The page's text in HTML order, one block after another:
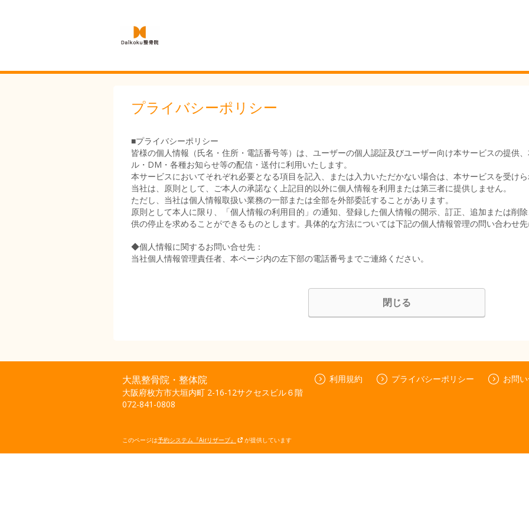
プライバシーポリシー
■プライバシーポリシー
皆様の個人情報（氏名・住所・電話番号等）は、ユーザーの個人認証及びユーザー向け本サービスの提供
ル・DM・各種お知らせ等の配信・送付に利用いたします。
本サービスにおいてそれぞれ必要となる項目を記入、または入力いただかない場合は、本サービスを受け
当社は、原則として、ご本人の承諾なく上記目的以外に個人情報を利用または第三者に提供しません。
ただし、当社は個人情報取扱い業務の一部または全部を外部委託することがあります。
原則として本人に限り、「個人情報の利用目的」の通知、登録した個人情報の開示、訂正、追加または削
供の停止を求めることができるものとします。具体的な方法については下記の個人情報管理の問い合わせ
◆個人情報に関するお問い合せ先：
当社個人情報管理責任者、本ページ内の左下部の電話番号までご連絡ください。
閉じる
大黒整骨院・整体院
大阪府枚方市大垣内町 2-16-12サクセスビル６階
072-841-0808
利用規約 プライバシーポリシー お問
このページは予約システム『Airリザーブ』 が提供しています